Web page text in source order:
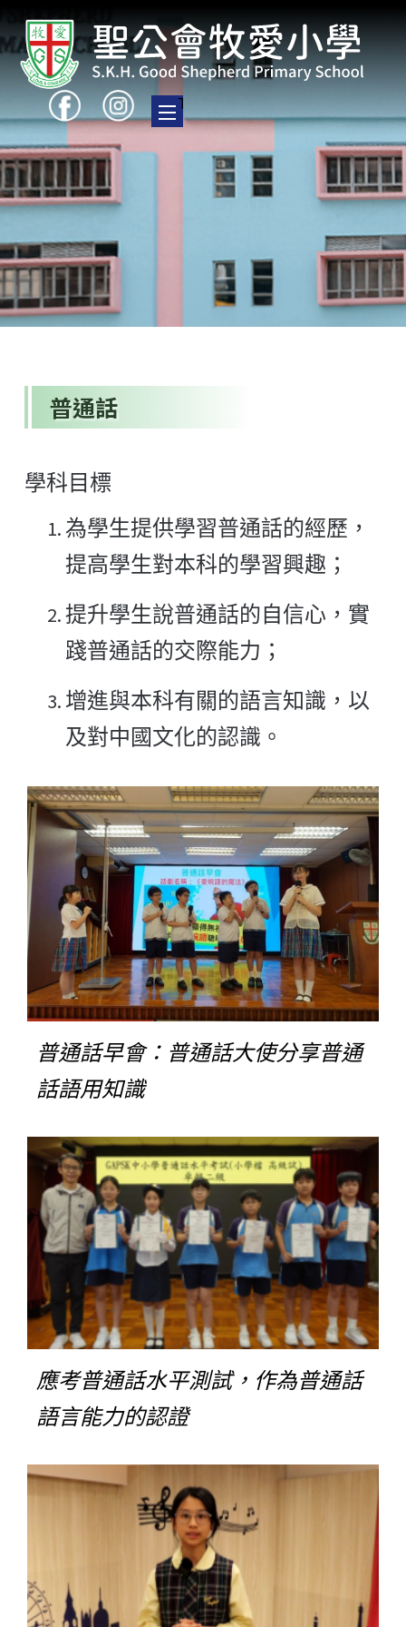
Toggle main menu visibility
普通話
學科目標
為學生提供學習普通話的經歷，
提高學生對本科的學習興趣；
提升學生說普通話的自信心，實
踐普通話的交際能力；
增進與本科有關的語言知識，以
及對中國文化的認識。
普通話早會：普通話大使分享普通
話語用知識
應考普通話水平測試，作為普通話
語言能力的認證